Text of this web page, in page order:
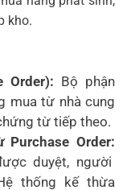
kho.
Order): Bộ phận
mua từ nhà cung
từ tiếp theo.
Purchase Order:
duyệt, người
thống kế thừa